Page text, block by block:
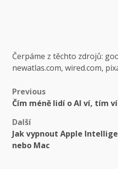
Čerpáme z těchto zdrojů:
newatlas.com, wired.com,
Post
Previous
Čím méně lidí o AI ví, tím
Další
Jak vypnout Apple
nebo Mac